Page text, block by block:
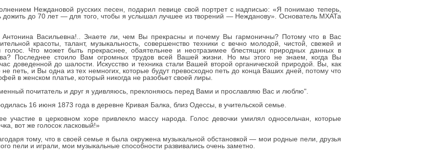
Неждановой русских песен, подарил певице свой портрет с надписью: «Я понимаю теперь,
дожить до 70 лет — для того, чтобы я услышал лучшее из творений — Нежданову». Основатель МХАТа
Антонина Васильевна!.. Знаете ли, чем Вы прекрасны и почему Вы гармоничны? Потому что в Вас
красоты, талант, музыкальность, совершенство техники с вечно молодой, чистой, свежей и
Что может быть прекраснее, обаятельнее и неотразимее блестящих природных данных в
Последнее стоило Вам огромных трудов всей Вашей жизни. Но мы этого не знаем, когда Вы
доведенной до шалости. Искусство и техника стали Вашей второй органической природой. Вы, как
петь, и Вы одна из тех немногих, которые будут превосходно петь до конца Ваших дней, потому что
в женском платье, который никогда не разобьет своей лиры.
почитатель и друг я удивляюсь, преклоняюсь перед Вами и прославляю Вас и люблю".
16 июня 1873 года в деревне Кривая Балка, близ Одессы, в учительской семье.
участие в церковном хоре привлекло массу народа. Голос девочки умилял односельчан, которые
вот же голосок ласковый!»
тому, что в своей семье я была окружена музыкальной обстановкой — мои родные пели, друзья
пели и играли, мои музыкальные способности развивались очень заметно.